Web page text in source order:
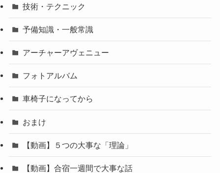
技術・テクニック
予備知識・一般常識
アーチャーアヴェニュー
フォトアルバム
車椅子になってから
おまけ
【動画】５つの大事な「理論」
【動画】合宿一週間で大事な話